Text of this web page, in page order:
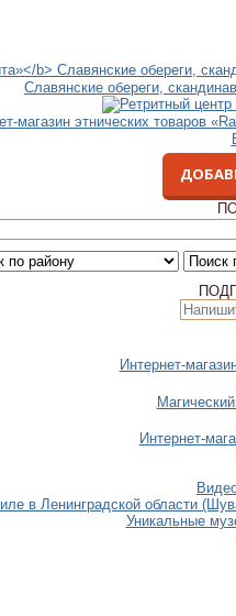
Славянские обереги,
Интернет-
Интернет-
в Ленинградской области
Уникальные